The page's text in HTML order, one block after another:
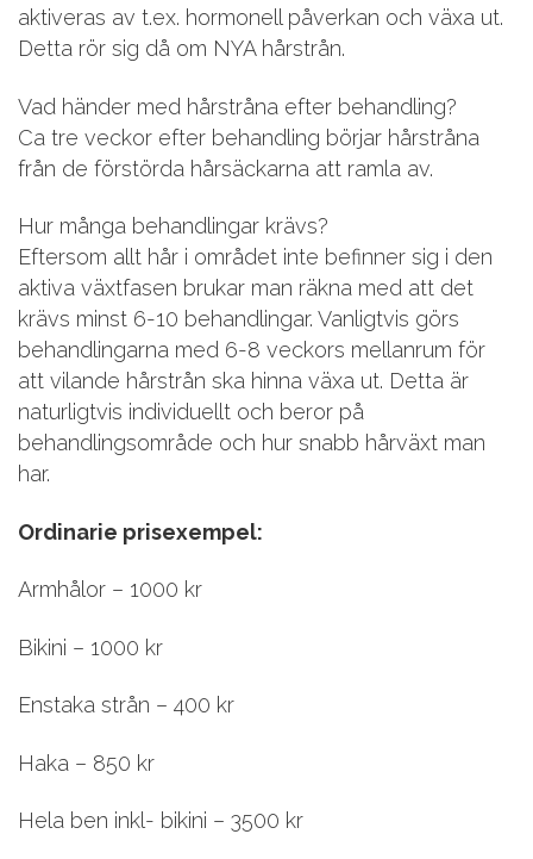
aktiveras av t.ex. hormonell påverkan och växa ut.
Detta rör sig då om NYA hårstrån.
Vad händer med hårstråna efter behandling?
Ca tre veckor efter behandling börjar hårstråna
från de förstörda hårsäckarna att ramla av.
Hur många behandlingar krävs?
Eftersom allt hår i området inte befinner sig i den
aktiva växtfasen brukar man räkna med att det
krävs minst 6-10 behandlingar. Vanligtvis görs
behandlingarna med 6-8 veckors mellanrum för
att vilande hårstrån ska hinna växa ut. Detta är
naturligtvis individuellt och beror på
behandlingsområde och hur snabb hårväxt man
har.
Ordinarie prisexempel:
Armhålor – 1000 kr
Bikini – 1000 kr
Enstaka strån – 400 kr
Haka – 850 kr
Hela ben inkl- bikini – 3500 kr